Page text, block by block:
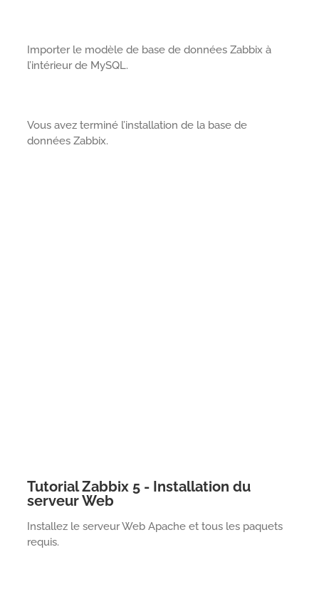
Importer le modèle de base de données Zabbix à
l’intérieur de MySQL.
Vous avez terminé l’installation de la base de
données Zabbix.
Tutorial Zabbix 5 - Installation du
serveur Web
Installez le serveur Web Apache et tous les paquets
requis.